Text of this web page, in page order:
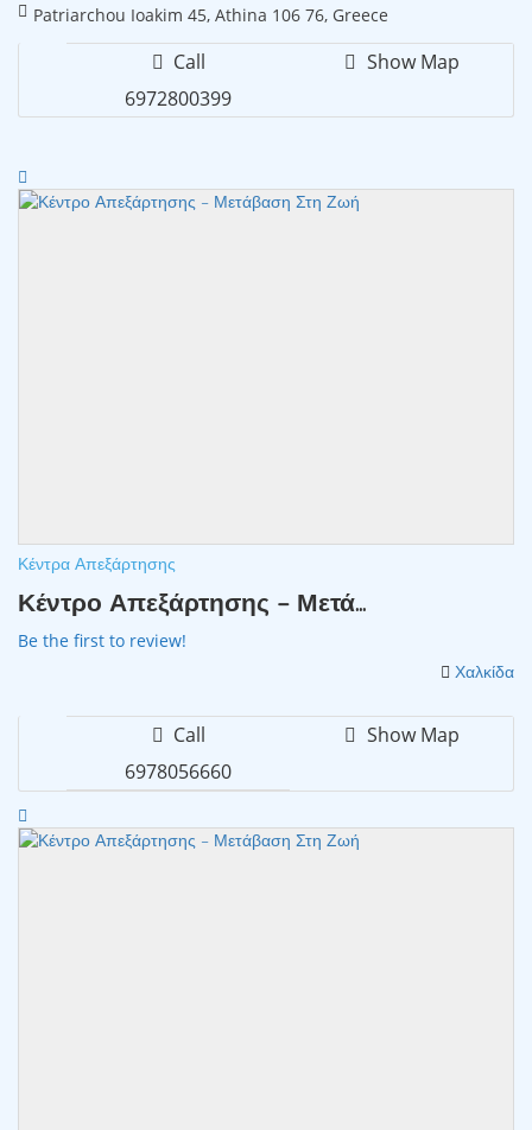
Patriarchou Ioakim 45, Athina 106 76, Greece
Call
6972800399
Show Map
Κέντρα Απεξάρτησης
Κέντρο Απεξάρτησης – Μετά...
Be the first to review!
Χαλκίδα
Call
6978056660
Show Map